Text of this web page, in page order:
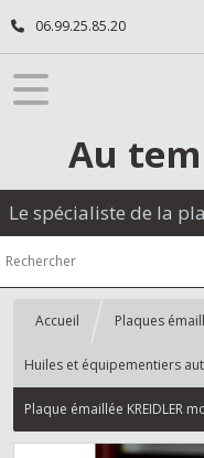
06.99.25.85.20
Au
Le spécialiste de la
Accueil Plaques
Huiles et équipementiers
Plaque émaillée KREIDLER